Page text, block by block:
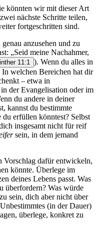
könnten wir mit dieser Art
nächste Schritte teilen,
fortgeschritten sind.
anzusehen und zu
„Seid meine Nachahmer,
11:1 ). Wenn du alles in
In welchen Bereichen hat dir
– etwa in
der Evangelisation oder im
du andere in deiner
kannst du bestimmte
du erfüllen könntest? Selbst
insgesamt nicht für reif
sein, in dem jemand
Vorschlag dafür entwickeln,
könnte. Überlege im
deines Lebens passt. Was
überfordern? Was würde
sein, dich aber nicht über
(in der Dauer)
überlege, konkret zu